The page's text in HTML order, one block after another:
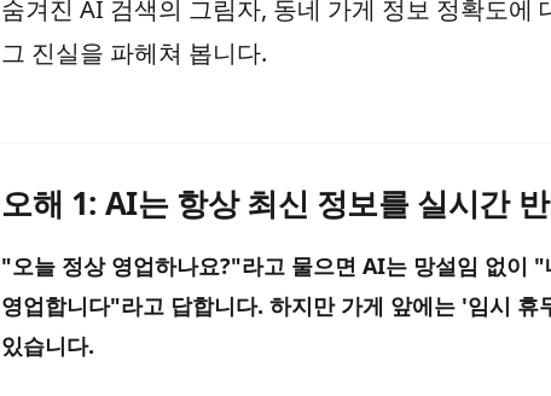
숨겨진 AI 검색의 그림자, 동네 가게 정보 정확도에
그 진실을 파헤쳐 봅니다.
오해 1: AI는 항상 최신 정보를 실시간
"오늘 정상 영업하나요?"라고 물으면 AI는 망설임 없이 "
영업합니다"라고 답합니다. 하지만 가게 앞에는 '임시 휴
있습니다.